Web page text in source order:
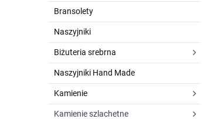
Bransolety
Naszyjniki
Biżuteria srebrna
Naszyjniki Hand Made
Kamienie
Kamienie szlachetne